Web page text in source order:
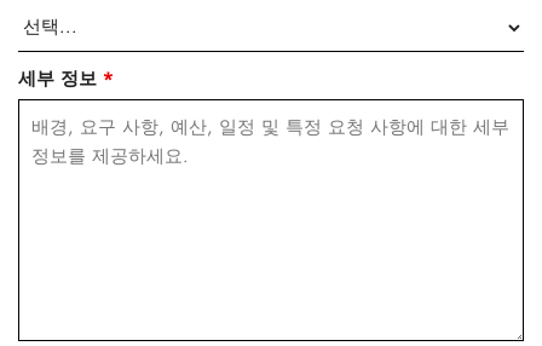
세부 정보 *